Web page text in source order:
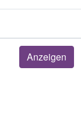
Anzeigen